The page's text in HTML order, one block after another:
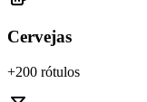
Cervejas
+200 rótulos